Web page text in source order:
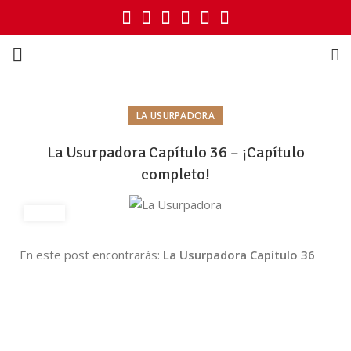
LA USURPADORA
La Usurpadora Capítulo 36 – ¡Capítulo
completo!
En este post encontrarás: La Usurpadora Capítulo 36